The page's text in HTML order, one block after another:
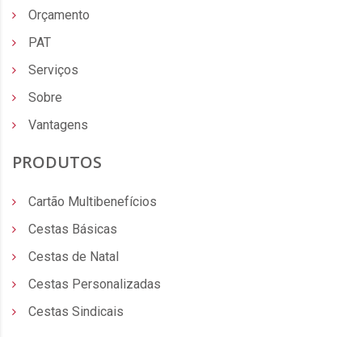
Orçamento
PAT
Serviços
Sobre
Vantagens
PRODUTOS
Cartão Multibenefícios
Cestas Básicas
Cestas de Natal
Cestas Personalizadas
Cestas Sindicais